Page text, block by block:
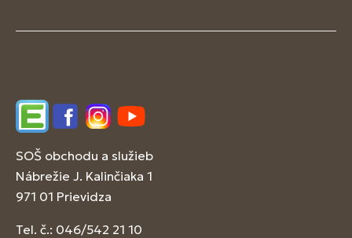
EdupageFacebookInstagram
YouTube
SOŠ obchodu a služieb
Nábrežie J. Kalinčiaka 1
971 01 Prievidza
Tel. č.: 046/542 21 10